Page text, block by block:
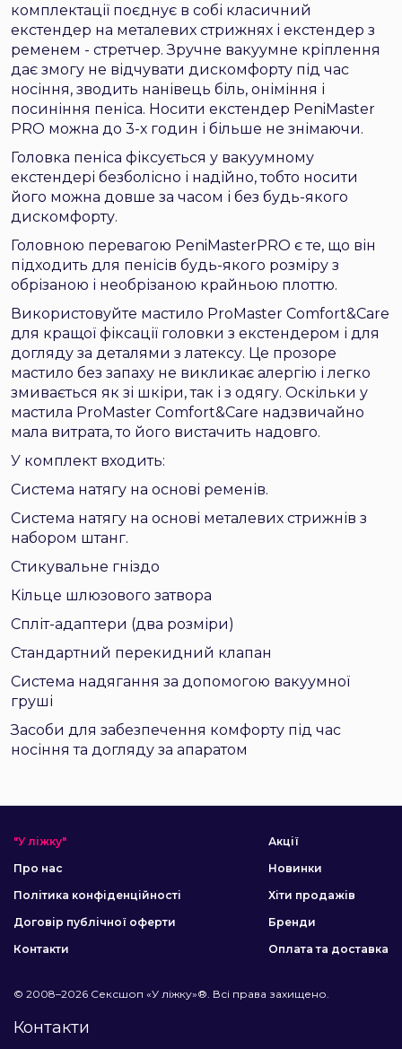
комплектації поєднує в собі класичний
екстендер на металевих стрижнях і екстендер з
ременем - стретчер. Зручне вакуумне кріплення
дає змогу не відчувати дискомфорту під час
носіння, зводить нанівець біль, оніміння і
посиніння пеніса. Носити екстендер PeniMaster
PRO можна до 3-х годин і більше не знімаючи.
Головка пеніса фіксується у вакуумному
екстендері безболісно і надійно, тобто носити
його можна довше за часом і без будь-якого
дискомфорту.
Головною перевагою PeniMasterPRO є те, що він
підходить для пенісів будь-якого розміру з
обрізаною і необрізаною крайньою плоттю.
Використовуйте мастило ProMaster Comfort&Care
для кращої фіксації головки з екстендером і для
догляду за деталями з латексу. Це прозоре
мастило без запаху не викликає алергію і легко
змивається як зі шкіри, так і з одягу. Оскільки у
мастила ProMaster Comfort&Care надзвичайно
мала витрата, то його вистачить надовго.
У комплект входить:
Система натягу на основі ременів.
Система натягу на основі металевих стрижнів з
набором штанг.
Стикувальне гніздо
Кільце шлюзового затвора
Спліт-адаптери (два розміри)
Стандартний перекидний клапан
Система надягання за допомогою вакуумної
груші
Засоби для забезпечення комфорту під час
носіння та догляду за апаратом
"У ліжку"
Про нас
Політика конфіденційності
Договір публічної оферти
Контакти
Акції
Новинки
Хіти продажів
Бренди
Оплата та доставка
© 2008–2026 Сексшоп «У ліжку»®. Всі права захищено.
Контакти